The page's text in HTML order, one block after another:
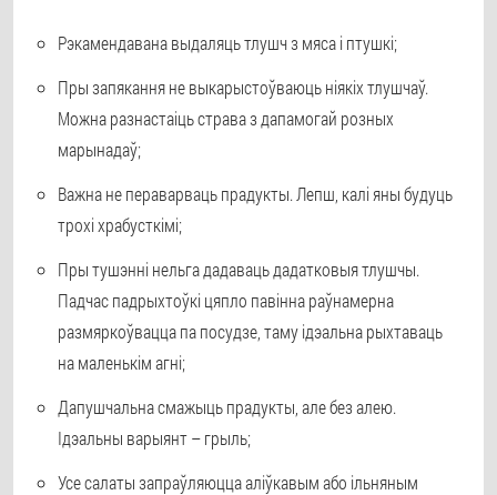
Рэкамендавана выдаляць тлушч з мяса і птушкі;
Пры запякання не выкарыстоўваюць ніякіх тлушчаў.
Можна разнастаіць страва з дапамогай розных
марынадаў;
Важна не пераварваць прадукты. Лепш, калі яны будуць
трохі храбусткімі;
Пры тушэнні нельга дадаваць дадатковыя тлушчы.
Падчас падрыхтоўкі цяпло павінна раўнамерна
размяркоўвацца па посудзе, таму ідэальна рыхтаваць
на маленькім агні;
Дапушчальна смажыць прадукты, але без алею.
Ідэальны варыянт – грыль;
Усе салаты запраўляюцца аліўкавым або ільняным